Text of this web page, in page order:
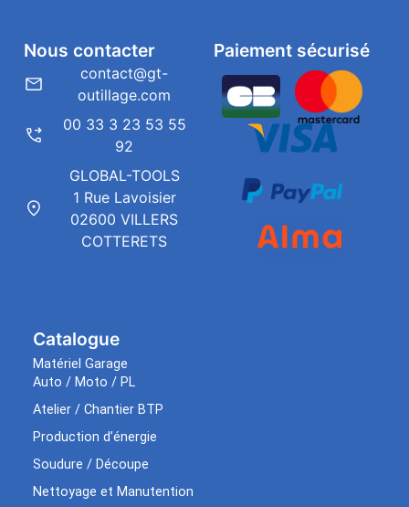
Catalogue
Matériel Garage
Auto / Moto / PL
Atelier / Chantier BTP
Production d’énergie
Soudure / Découpe
Nettoyage et Manutention
Paiement sécurisé
Nous contacter
contact@gt-
outillage.com
00 33 3 23 53 55
92
GLOBAL-TOOLS
1 Rue Lavoisier
02600 VILLERS
COTTERETS